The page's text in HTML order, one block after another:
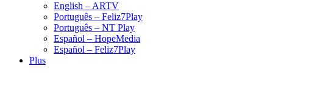
English – ARTV
Português – Feliz7Play
Português – NT Play
Español – HopeMedia
Español – Feliz7Play
Plus